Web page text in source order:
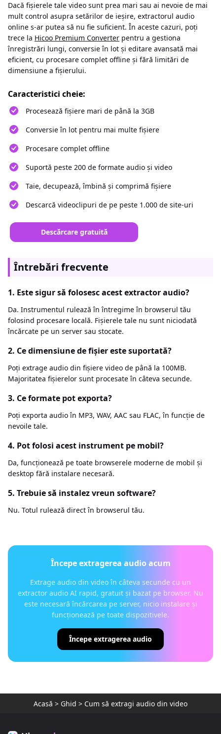
Dacă fișierele tale video sunt prea mari sau ai nevoie de mai
mult control asupra setărilor de ieșire, extractorul audio
online s-ar putea să nu fie suficient. În aceste cazuri, poți
trece la Hicoo Premium Converter pentru a gestiona
înregistrări lungi, conversie în lot și editare avansată mai
eficient, cu procesare complet offline și fără limitări de
dimensiune a fișierului.
Caracteristici cheie:
Procesează fișiere mari de până la 3GB
Conversie în lot pentru mai multe fișiere
Procesare complet offline
Suportă peste 200 de formate audio și video
Taie, decupează, îmbină și comprimă fișiere
Descarcă videoclipuri de pe peste 1.000 de site-uri
Descărcare gratuită
Întrebări frecvente
1. Este sigur să folosesc acest extractor audio?
Da. Instrumentul rulează în întregime în browserul tău
folosind procesare locală. Fișierele tale nu sunt niciodată
încărcate pe un server sau stocate.
2. Ce dimensiune de fișier este suportată?
Poți extrage audio din fișiere video de până la 100MB.
Majoritatea fișierelor sunt procesate în câteva secunde.
3. Ce formate pot exporta?
Poți exporta audio în MP3, WAV, AAC sau FLAC, în funcție de
nevoile tale.
4. Pot folosi acest instrument pe mobil?
Da, funcționează pe toate browserele moderne de mobil și
desktop fără instalare necesară.
5. Trebuie să instalez vreun software?
Nu. Totul rulează direct în browserul tău.
Începe extragerea audio acum
Extrage audio din video în câteva secunde cu un
extractor audio AI rapid, gratuit și bazat pe browser. Nu
este necesară încărcarea pe server, nicio instalare și
funcționează pe toate dispozitivele.
Începe extragerea audio
Acasă > Ghid > Cum să extragi audio din video